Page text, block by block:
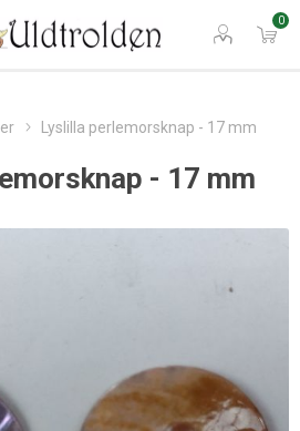
0
Lyslilla perlemorsknap - 17 mm
- 17 mm